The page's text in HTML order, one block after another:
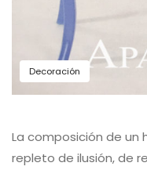
Decoración
La composición de un
repleto de ilusión, de